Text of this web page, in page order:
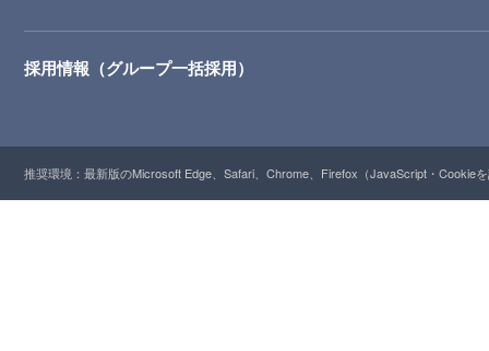
採用情報（グループ一括採用）
推奨環境：最新版のMicrosoft Edge、Safari、Chrome、Firefox（JavaScript・Cookie